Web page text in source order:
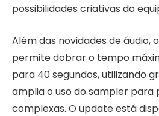
possibilidades criativas do
Além das novidades de áudio,
permite dobrar o tempo
para 40 segundos, utilizando
amplia o uso do sampler para
complexas. O update está